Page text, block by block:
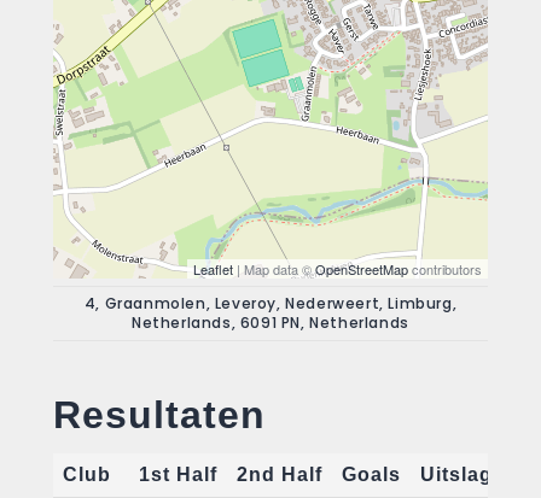
Leaflet | Map data ©OpenStreetMapcontributors
4, Graanmolen, Leveroy, Nederweert, Limburg,
Netherlands, 6091 PN, Netherlands
Resultaten
Club 1st Half 2nd Half Goals
Uitslag